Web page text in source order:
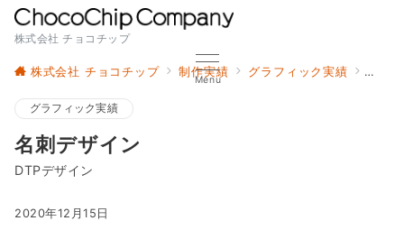
株式会社 チョコチップ
Menu
株式会社 チョコチップ 制作実績 グラフィック実績 名刺
グラフィック実績
名刺デザイン
DTPデザイン
2020年12月15日